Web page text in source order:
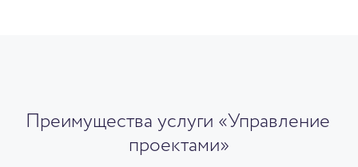
Преимущества услуги «Управление
проектами»